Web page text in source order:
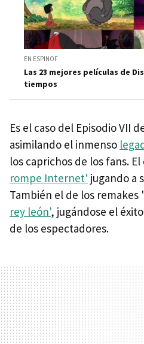
EN ESPINOF
Las 23 mejores películas de
tiempos
Es el caso del Episodio VII
asimilando el inmenso
los caprichos de los fans.
rompe Internet' jugando a
También el de los
rey león', jugándose el
de los espectadores.